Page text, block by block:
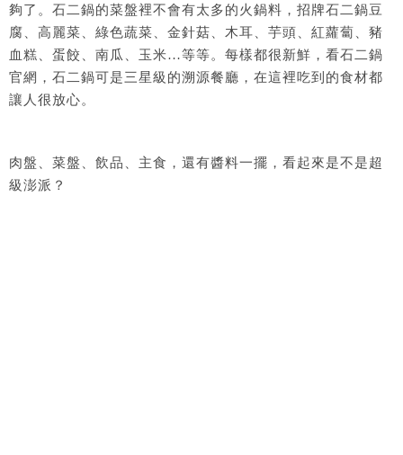
夠了。石二鍋的菜盤裡不會有太多的火鍋料，招牌石二鍋豆
腐、高麗菜、綠色蔬菜、金針菇、木耳、芋頭、紅蘿蔔、豬
血糕、蛋餃、南瓜、玉米…等等。每樣都很新鮮，看石二鍋
官網，石二鍋可是三星級的溯源餐廳，在這裡吃到的食材都
讓人很放心。
肉盤、菜盤、飲品、主食，還有醬料一擺，看起來是不是超
級澎派？